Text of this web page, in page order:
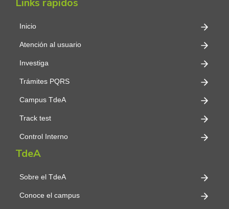
Links rápidos
Inicio
Atención al usuario
Investiga
Trámites PQRS
Campus TdeA
Track test
Control Interno
TdeA
Sobre el TdeA
Conoce el campus